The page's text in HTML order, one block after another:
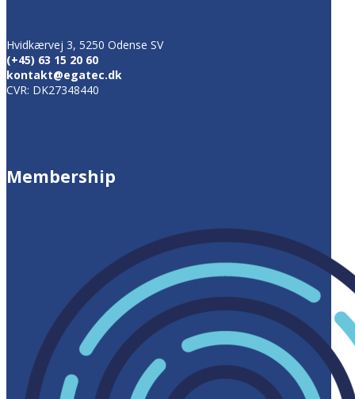
Hvidkærvej 3, 5250 Odense SV
(+45) 63 15 20 60
kontakt@egatec.dk
CVR: DK27348440
Membership